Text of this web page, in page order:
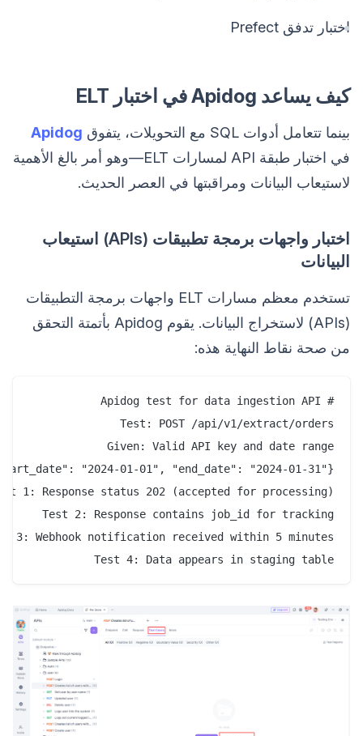
اختبار تدفق Prefect
كيف يساعد Apidog في اختبار ELT
بينما تتعامل أدوات SQL مع التحويلات، يتفوق
Apidog
في اختبار طبقة API لمسارات ELT—وهو أمر بالغ الأهمية
لاستيعاب البيانات ومراقبتها في العصر الحديث.
اختبار واجهات برمجة تطبيقات (APIs) استيعاب
البيانات
تستخدم معظم مسارات ELT واجهات برمجة التطبيقات
(APIs) لاستخراج البيانات. يقوم Apidog بأتمتة التحقق
من صحة نقاط النهاية هذه:
Test 4: Data appears in staging table